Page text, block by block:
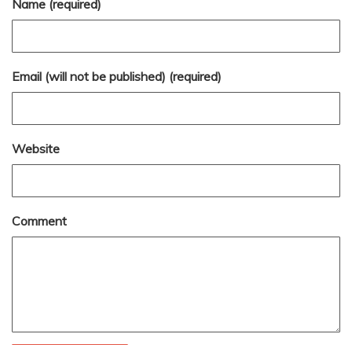
Name (required)
Email (will not be published) (required)
Website
Comment